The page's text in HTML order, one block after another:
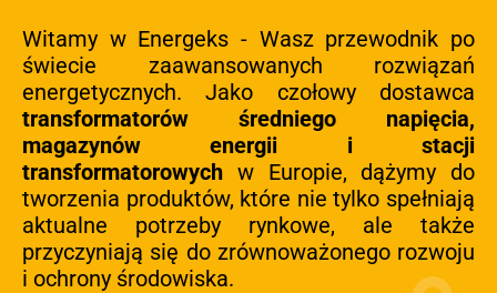
Witamy w Energeks - Wasz przewodnik po
świecie zaawansowanych rozwiązań
energetycznych. Jako czołowy dostawca
transformatorów średniego napięcia,
magazynów energii i stacji
transformatorowych w Europie, dążymy do
tworzenia produktów, które nie tylko spełniają
aktualne potrzeby rynkowe, ale także
przyczyniają się do zrównoważonego rozwoju
i ochrony środowiska.